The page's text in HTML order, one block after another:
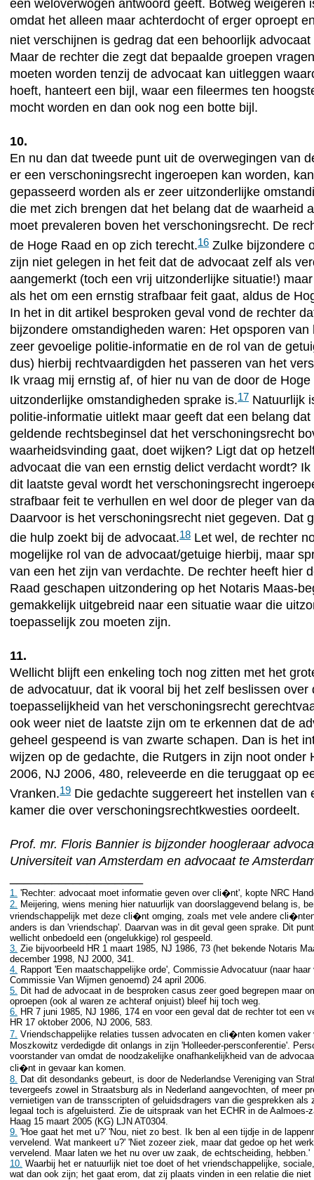
een weloverwogen antwoord geeft. Botweg weigeren
omdat het alleen maar achterdocht of erger oproept
niet verschijnen is gedrag dat een behoorlijk
Maar de rechter die zegt dat bepaalde groepen
moeten worden tenzij de advocaat kan uitleggen
hoeft, hanteert een bijl, waar een fileermes ten
mocht worden en dan ook nog een botte bijl.
10.
En nu dan dat tweede punt uit de overwegingen van
er een verschoningsrecht ingeroepen kan worden,
gepasseerd worden als er zeer uitzonderlijke
die met zich brengen dat het belang dat de waarheid
moet prevaleren boven het verschoningsrecht. De
de Hoge Raad en op zich terecht.16 Zulke bijzondere
zijn niet gelegen in het feit dat de advocaat zelf als
aangemerkt (toch een vrij uitzonderlijke situatie!)
als het om een ernstig strafbaar feit gaat, aldus de
In het in dit artikel besproken geval vond de rechter
bijzondere omstandigheden waren: Het opsporen van
zeer gevoelige politie-informatie en de rol van de
dus) hierbij rechtvaardigden het passeren van het
Ik vraag mij ernstig af, of hier nu van de door de
uitzonderlijke omstandigheden sprake is.17 Natuurlijk
politie-informatie uitlekt maar geeft dat een belang
geldende rechtsbeginsel dat het verschoningsrecht
waarheidsvinding gaat, doet wijken? Ligt dat op
advocaat die van een ernstig delict verdacht wordt?
dit laatste geval wordt het verschoningsrecht
strafbaar feit te verhullen en wel door de pleger van
Daarvoor is het verschoningsrecht niet gegeven. Dat
die hulp zoekt bij de advocaat.18 Let wel, de rechter
mogelijke rol van de advocaat/getuige hierbij, maar
van een het zijn van verdachte. De rechter heeft hier
Raad geschapen uitzondering op het Notaris Maas-
gemakkelijk uitgebreid naar een situatie waar die
toepasselijk zou moeten zijn.
11.
Wellicht blijft een enkeling toch nog zitten met het
de advocatuur, dat ik vooral bij het zelf beslissen over
toepasselijkheid van het verschoningsrecht
ook weer niet de laatste zijn om te erkennen dat de
geheel gespeend is van zwarte schapen. Dan is het
wijzen op de gedachte, die Rutgers in zijn noot onder
2006, NJ 2006, 480, releveerde en die teruggaat op
Vranken.19 Die gedachte suggereert het instellen van
kamer die over verschoningsrechtkwesties oordeelt.
Prof. mr. Floris Bannier is bijzonder hoogleraar
Universiteit van Amsterdam en advocaat te
1. 'Rechter: advocaat moet informatie geven over cli�nt', kopte NRC
2. Meijering, wiens mening hier natuurlijk van doorslaggevend belang is,
vriendschappelijk met deze cli�nt omging, zoals met vele andere
anders is dan 'vriendschap'. Daarvan was in dit geval geen sprake. Dit
wellicht onbedoeld een (ongelukkige) rol gespeeld.
3. Zie bijvoorbeeld HR 1 maart 1985, NJ 1986, 73 (het bekende Notaris
december 1998, NJ 2000, 341.
4. Rapport 'Een maatschappelijke orde', Commissie Advocatuur (naar
Commissie Van Wijmen genoemd) 24 april 2006.
5. Dit had de advocaat in de besproken casus zeer goed begrepen maar
oproepen (ook al waren ze achteraf onjuist) bleef hij toch weg.
6. HR 7 juni 1985, NJ 1986, 174 en voor een geval dat de rechter tot een
HR 17 oktober 2006, NJ 2006, 583.
7. Vriendschappelijke relaties tussen advocaten en cli�nten komen vaker
Moszkowitz verdedigde dit onlangs in zijn 'Holleeder-persconferentie'.
voorstander van omdat de noodzakelijke onafhankelijkheid van de
cli�nt in gevaar kan komen.
8. Dat dit desondanks gebeurt, is door de Nederlandse Vereniging van
tevergeefs zowel in Straatsburg als in Nederland aangevochten, of meer
vernietigen van de transscripten of geluidsdragers van die gesprekken als
legaal toch is afgeluisterd. Zie de uitspraak van het ECHR in de Aalmoes-
Haag 15 maart 2005 (KG) LJN AT0304.
9. 'Hoe gaat het met u?' 'Nou, niet zo best. Ik ben al een tijdje in de
vervelend. Wat mankeert u?' 'Niet zozeer ziek, maar dat gedoe op het
vervelend. Maar laten we het nu over uw zaak, de echtscheiding, hebben.'
10. Waarbij het er natuurlijk niet toe doet of het vriendschappelijke,
wat dan ook zijn; het gaat erom, dat zij plaats vinden in een relatie die